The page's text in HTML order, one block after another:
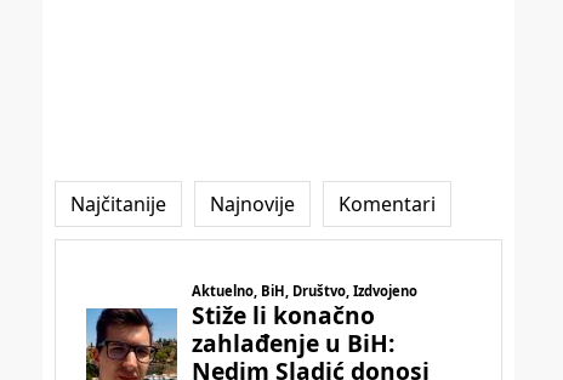
Najčitanije Najnovije Komentari